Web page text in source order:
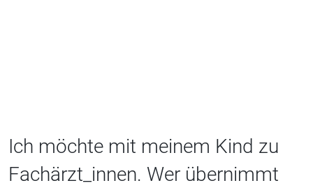
Ich möchte mit meinem Kind zu
Fachärzt_innen. Wer übernimmt